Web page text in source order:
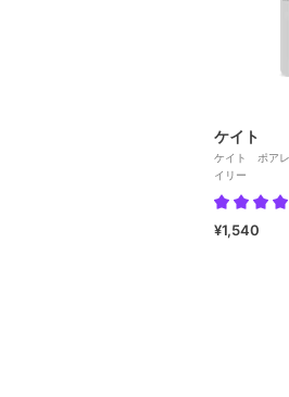
ケイト
ケイト ポア
イリー
¥1,540